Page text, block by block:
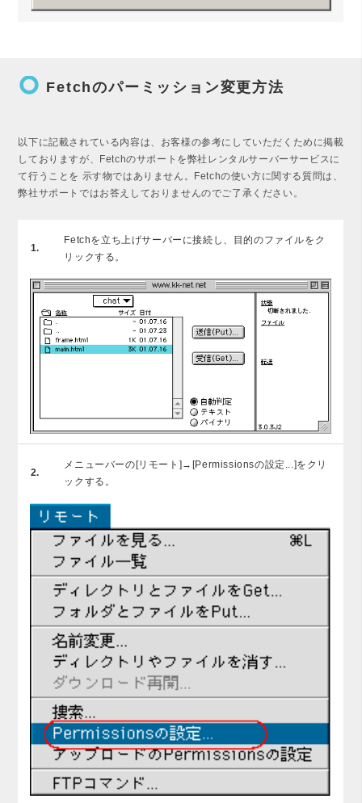
trip_origin Fetchのパーミッション変更方法
以下に記載されている内容は、お客様の参考にしていただくために掲載
しておりますが、Fetchのサポートを弊社レンタルサーバーサービスに
て行うことを 示す物ではありません。Fetchの使い方に関する質問は、
弊社サポートではお答えしておりませんのでご了承ください。
1.
Fetchを立ち上げサーバーに接続し、目的のファイルをク
リックする。
2.
メニューバーの[リモート]→[Permissionsの設定...]をクリ
ックする。